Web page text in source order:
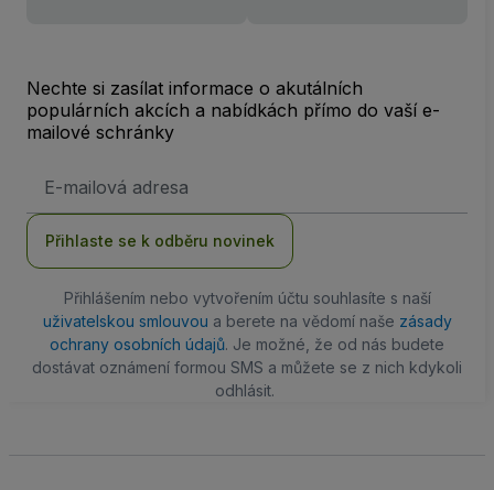
Nechte si zasílat informace o akutálních
populárních akcích a nabídkách přímo do vaší e-
mailové schránky
adresa
Přihlaste se k odběru novinek
Přihlášením nebo vytvořením účtu souhlasíte s naší
uživatelskou smlouvou a berete na vědomí naše zásady
ochrany osobních údajů. Je možné, že od nás budete
dostávat oznámení formou SMS a můžete se z nich kdykoli
odhlásit.